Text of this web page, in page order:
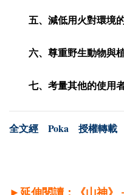
五、減低用火對環境
六、尊重野生動物與
七、考量其他的使用
全文經 Poka 授權轉載
►延伸閱讀：《山神》